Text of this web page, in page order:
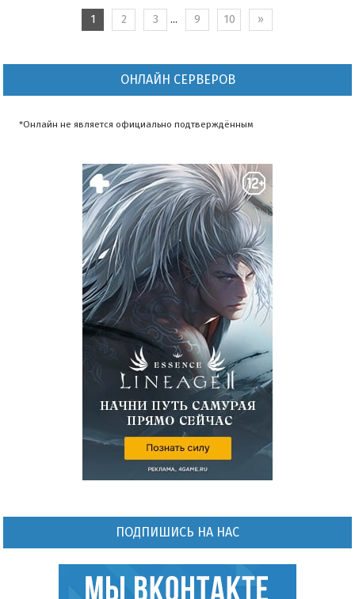
1 2 3 ... 9 10 »
ОНЛАЙН СЕРВЕРОВ
*Онлайн не является официально подтверждённым
ПОДПИШИСЬ НА НАС